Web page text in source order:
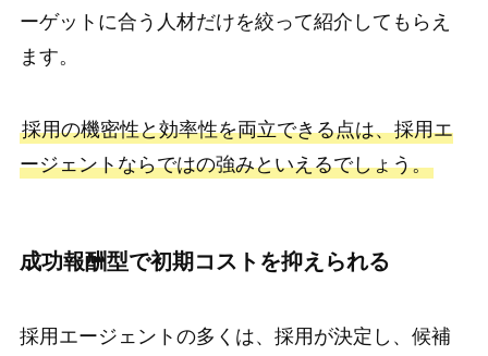
ーゲットに合う人材だけを絞って紹介してもらえ
ます。
採用の機密性と効率性を両立できる点は、採用エ
ージェントならではの強みといえるでしょう。
成功報酬型で初期コストを抑えられる
採用エージェントの多くは、採用が決定し、候補